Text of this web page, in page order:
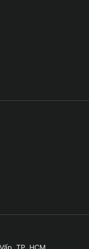
như: Nhiên liệu
khoảng cách
đều
nghị bởi
thể cải thiện độ
trên đường.
động đơn giản
của xe.
áp suất lốp cho
một lần và trước
TP. HCM